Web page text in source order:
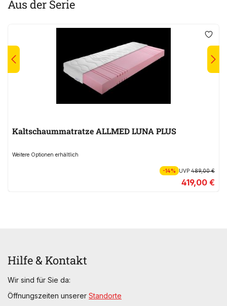
Aus der Serie
Kaltschaummatratze ALLMED LUNA PLUS
Weitere Optionen erhältlich
-14% UVP489,00 €
419,00 €
Hilfe & Kontakt
Wir sind für Sie da:
Öffnungszeiten unserer Standorte